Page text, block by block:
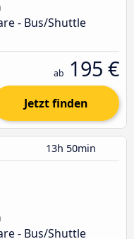
- Bus/Shuttle
ab 195 €
Jetzt finden
13h 50min
- Bus/Shuttle